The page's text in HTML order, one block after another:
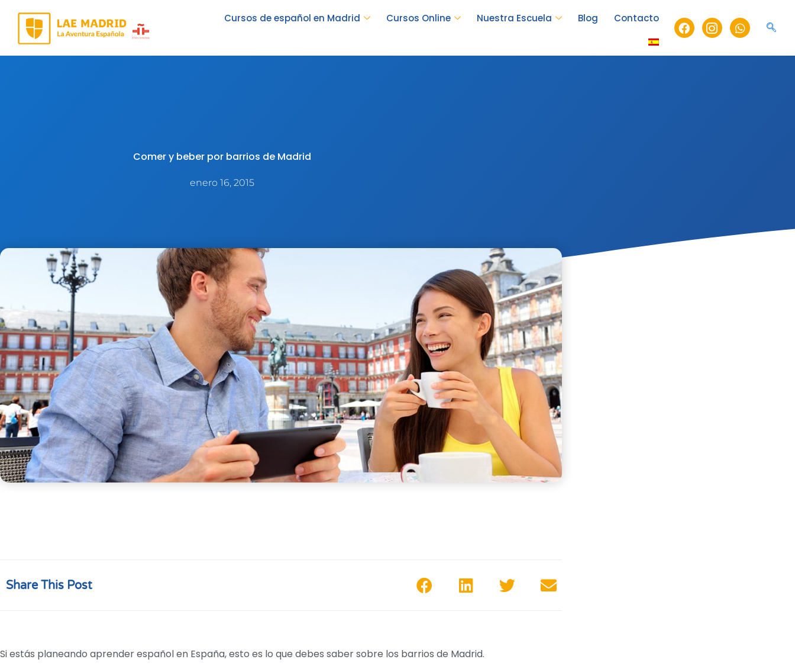
contenido
Cursos de español en Madrid Cursos Online Nuestra Escuela Blog Contacto Facebook
Icon-
instagram-
Whatsapp
Comer y beber por barrios de Madrid
enero 16, 2015
Share This Post
Si estás planeando aprender español en España, esto es lo que debes saber sobre los barrios de Madrid.